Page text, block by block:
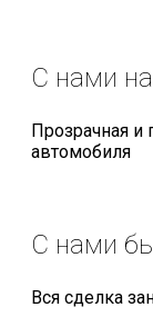
С нами
Прозрачная и
автомобиля
С нами
Вся сделка